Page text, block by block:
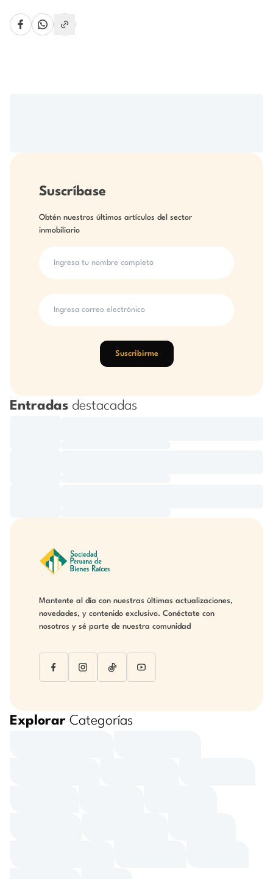
Suscríbase
Obtén nuestros últimos artículos del sector
inmobiliario
Suscribirme
Entradas destacadas
Mantente al día con nuestras últimas actualizaciones,
novedades, y contenido exclusivo. Conéctate con
nosotros y sé parte de nuestra comunidad
Explorar Categorías